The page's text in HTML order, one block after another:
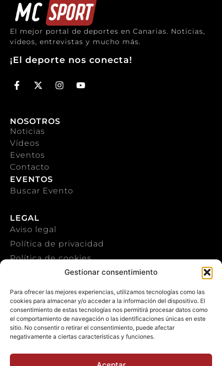
Gestionar consentimiento
Para ofrecer las mejores experiencias, utilizamos tecnologías como las
cookies para almacenar y/o acceder a la información del dispositivo. El
consentimiento de estas tecnologías nos permitirá procesar datos como
el comportamiento de navegación o las identificaciones únicas en este
sitio. No consentir o retirar el consentimiento, puede afectar
negativamente a ciertas características y funciones.
El mejor portal de deportes en Canarias. Noticias,
vídeos, entrevistas y mucho más.
¡El deporte nos conecta!
NOSOTROS
Noticias
Vídeos
Eventos
Contacto
EVENTOS
Buscar Evento
LEGAL
Aviso legal
Política de privacidad
Política de cookies
+34 922 303 191
+34 651 786 532
info@macaronesiasport.com
Trabaja con nosotros